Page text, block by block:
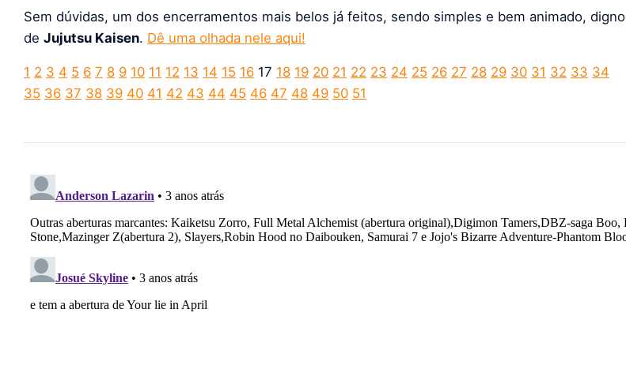
Sem dúvidas, um dos encerramentos mais belos já feitos, sendo simples e bem animado, digno
de Jujutsu Kaisen. Dê uma olhada nele aqui!
1 2 3 4 5 6 7 8 9 10 11 12 13 14 15 16 17 18 19 20 21 22 23 24 25 26 27 28 29 30 31 32 33 34
35 36 37 38 39 40 41 42 43 44 45 46 47 48 49 50 51